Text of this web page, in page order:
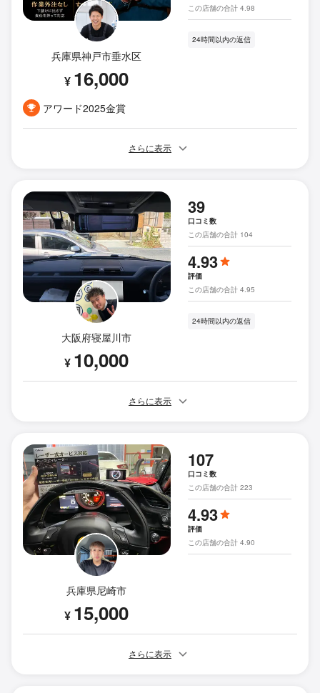
兵庫県神戸市垂水区
¥ 16,000
アワード2025金賞
この店舗の合計 4.98
24時間以内の返信
さらに表示
大阪府寝屋川市
¥ 10,000
39
口コミ数
この店舗の合計 104
4.93
評価
この店舗の合計 4.95
24時間以内の返信
さらに表示
兵庫県尼崎市
¥ 15,000
107
口コミ数
この店舗の合計 223
4.93
評価
この店舗の合計 4.90
さらに表示